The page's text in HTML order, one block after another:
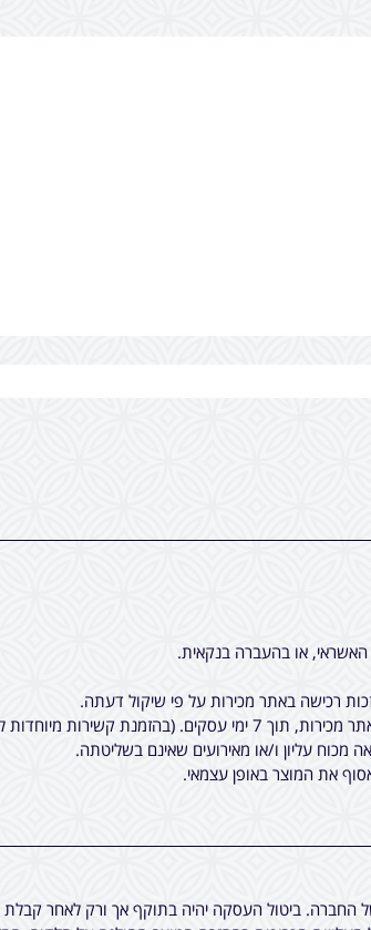
או בהעברה בנקאית.
רכישה באתר מכירות על פי שיקול דעתה.
יתכן עוד עיכוב קטן).
עליון ו/או מאירועים שאינם בשליטתה.
את המוצר באופן עצמאי.
החברה. ביטול העסקה יהיה בתוקף אך ורק לאחר